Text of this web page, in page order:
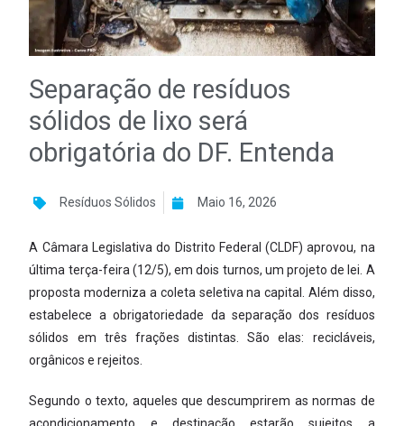
Separação de resíduos
sólidos de lixo será
obrigatória do DF. Entenda
Resíduos Sólidos Maio 16, 2026
A Câmara Legislativa do Distrito Federal (CLDF) aprovou, na
última terça-feira (12/5), em dois turnos, um projeto de lei. A
proposta moderniza a coleta seletiva na capital. Além disso,
estabelece a obrigatoriedade da separação dos resíduos
sólidos em três frações distintas. São elas: recicláveis,
orgânicos e rejeitos.
Segundo o texto, aqueles que descumprirem as normas de